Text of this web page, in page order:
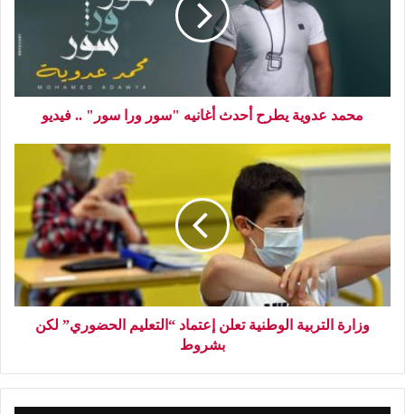
محمد عدوية يطرح أحدث أغانيه "سور ورا سور" .. فيديو
وزارة التربية الوطنية تعلن إعتماد “التعليم الحضوري” لكن
بشروط